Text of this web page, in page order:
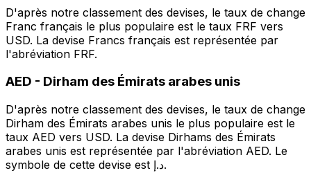
D'après notre classement des devises, le taux de change
Franc français le plus populaire est le taux FRF vers
USD. La devise Francs français est représentée par
l'abréviation FRF.
AED - Dirham des Émirats arabes unis
D'après notre classement des devises, le taux de change
Dirham des Émirats arabes unis le plus populaire est le
taux AED vers USD. La devise Dirhams des Émirats
arabes unis est représentée par l'abréviation AED. Le
symbole de cette devise est د.إ.